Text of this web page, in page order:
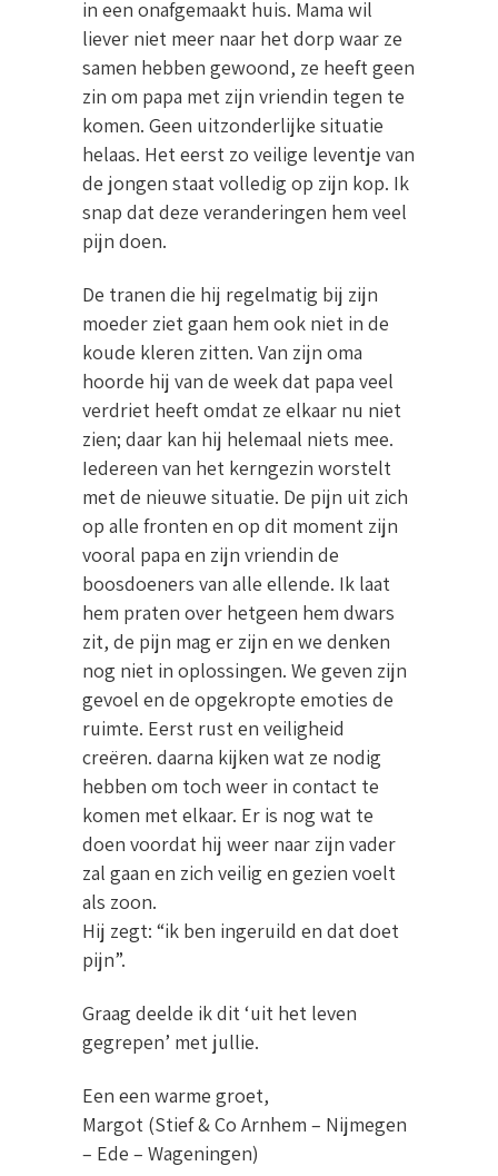
in een onafgemaakt huis. Mama wil
liever niet meer naar het dorp waar ze
samen hebben gewoond, ze heeft geen
zin om papa met zijn vriendin tegen te
komen. Geen uitzonderlijke situatie
helaas. Het eerst zo veilige leventje van
de jongen staat volledig op zijn kop. Ik
snap dat deze veranderingen hem veel
pijn doen.
De tranen die hij regelmatig bij zijn
moeder ziet gaan hem ook niet in de
koude kleren zitten. Van zijn oma
hoorde hij van de week dat papa veel
verdriet heeft omdat ze elkaar nu niet
zien; daar kan hij helemaal niets mee.
Iedereen van het kerngezin worstelt
met de nieuwe situatie. De pijn uit zich
op alle fronten en op dit moment zijn
vooral papa en zijn vriendin de
boosdoeners van alle ellende. Ik laat
hem praten over hetgeen hem dwars
zit, de pijn mag er zijn en we denken
nog niet in oplossingen. We geven zijn
gevoel en de opgekropte emoties de
ruimte. Eerst rust en veiligheid
creëren. daarna kijken wat ze nodig
hebben om toch weer in contact te
komen met elkaar. Er is nog wat te
doen voordat hij weer naar zijn vader
zal gaan en zich veilig en gezien voelt
als zoon.
Hij zegt: “ik ben ingeruild en dat doet
pijn”.
Graag deelde ik dit ‘uit het leven
gegrepen’ met jullie.
Een een warme groet,
Margot (Stief & Co Arnhem – Nijmegen
– Ede – Wageningen)